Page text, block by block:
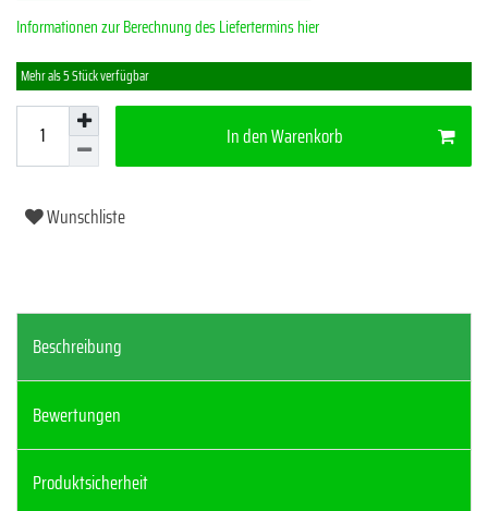
Informationen zur Berechnung des Liefertermins hier
Mehr als 5 Stück verfügbar
In den Warenkorb
Wunschliste
Beschreibung
Bewertungen
Produktsicherheit